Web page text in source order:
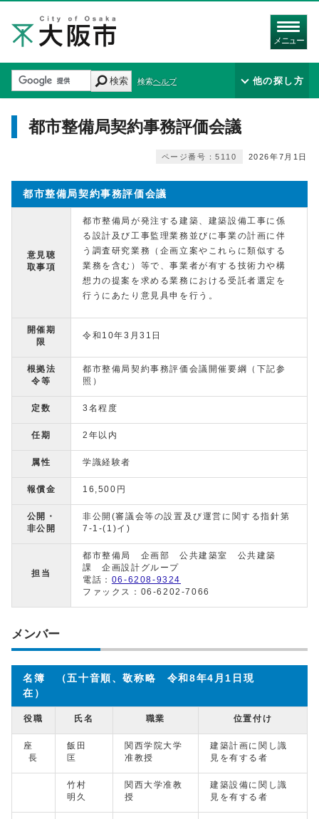
メニュー
検索 検索ヘルプ 他の探し方
都市整備局契約事務評価会議
2026年7月1日
ページ番号：5110
都市整備局契約事務評価会議
意見聴
取事項
都市整備局が発注する建築、建築設備工事に係
る設計及び工事監理業務並びに事業の計画に伴
う調査研究業務（企画立案やこれらに類似する
業務を含む）等で、事業者が有する技術力や構
想力の提案を求める業務における受託者選定を
行うにあたり意見具申を行う。
開催期
限
令和10年3月31日
根拠法
令等
都市整備局契約事務評価会議開催要綱（下記参
照）
定数 3名程度
任期 2年以内
属性 学識経験者
報償金 16,500円
公開・
非公開
非公開(審議会等の設置及び運営に関する指針第
7-1-(1)イ)
担当
都市整備局 企画部 公共建築室 公共建築
課 企画設計グループ
電話： 06-6208-9324
ファックス：06-6202-7066
メンバー
名簿 （五十音順、敬称略 令和8年4月1日現
在）
役職 氏名 職業 位置付け
座
長
飯田
匡
関西学院大学
准教授
建築計画に関し識
見を有する者
竹村
明久
関西大学准教
授
建築設備に関し識
見を有する者